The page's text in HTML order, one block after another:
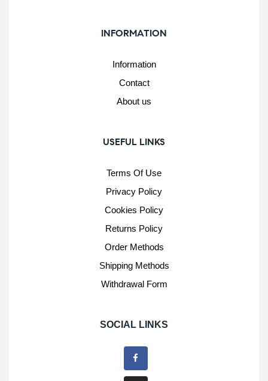
INFORMATION
Information
Contact
About us
USEFUL LINKS
Terms Of Use
Privacy Policy
Cookies Policy
Returns Policy
Order Methods
Shipping Methods
Withdrawal Form
SOCIAL LINKS